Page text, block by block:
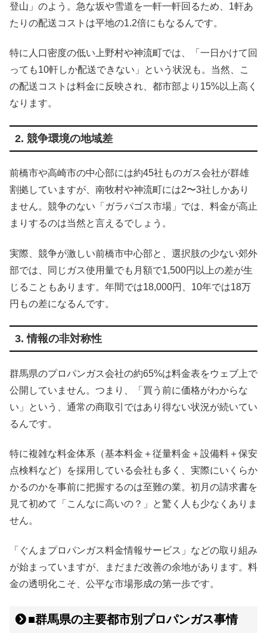
登山」のよう。急な坂や雪道を一軒一軒回るため、1軒あ
たりの配送コストは平地の1.2倍にもなるんです。
特に人口密度の低い上野村や神流町では、「一日かけて回
っても10軒しか配送できない」という状況も。当然、こ
の配送コストは料金に反映され、都市部より15%以上高く
なります。
2. 競争環境の地域差
前橋市や高崎市の中心部には約45社ものガス会社が群雄
割拠していますが、南牧村や神流町には2〜3社しかあり
ません。競争のない「ガラパゴス市場」では、料金が高止
まりするのは当然と言えるでしょう。
実際、競争が激しい前橋市中心部と、選択肢の少ない郊外
部では、同じガス使用量でも月額で1,500円以上の差が生
じることもあります。年間では18,000円、10年では18万
円もの差になるんです。
3. 情報の非対称性
群馬県のプロパンガス会社の約65%は料金表をウェブ上で
公開していません。つまり、「買う前に価格がわからな
い」という、通常の商取引ではあり得ない状況が続いてい
るんです。
特に複雑な料金体系（基本料金＋従量料金＋設備料＋保安
点検料など）を採用している会社も多く、実際にいくらか
かるのかを事前に把握するのは至難の業。初月の請求書を
見て初めて「こんなに高いの？」と驚く人も少なくありま
せん。
「ぐんまプロパンガス料金情報サービス」などの取り組み
が始まっていますが、まだまだ改善の余地があります。料
金の透明化こそ、公平な市場形成の第一歩です。
■群馬県の主要都市別プロパンガス事情